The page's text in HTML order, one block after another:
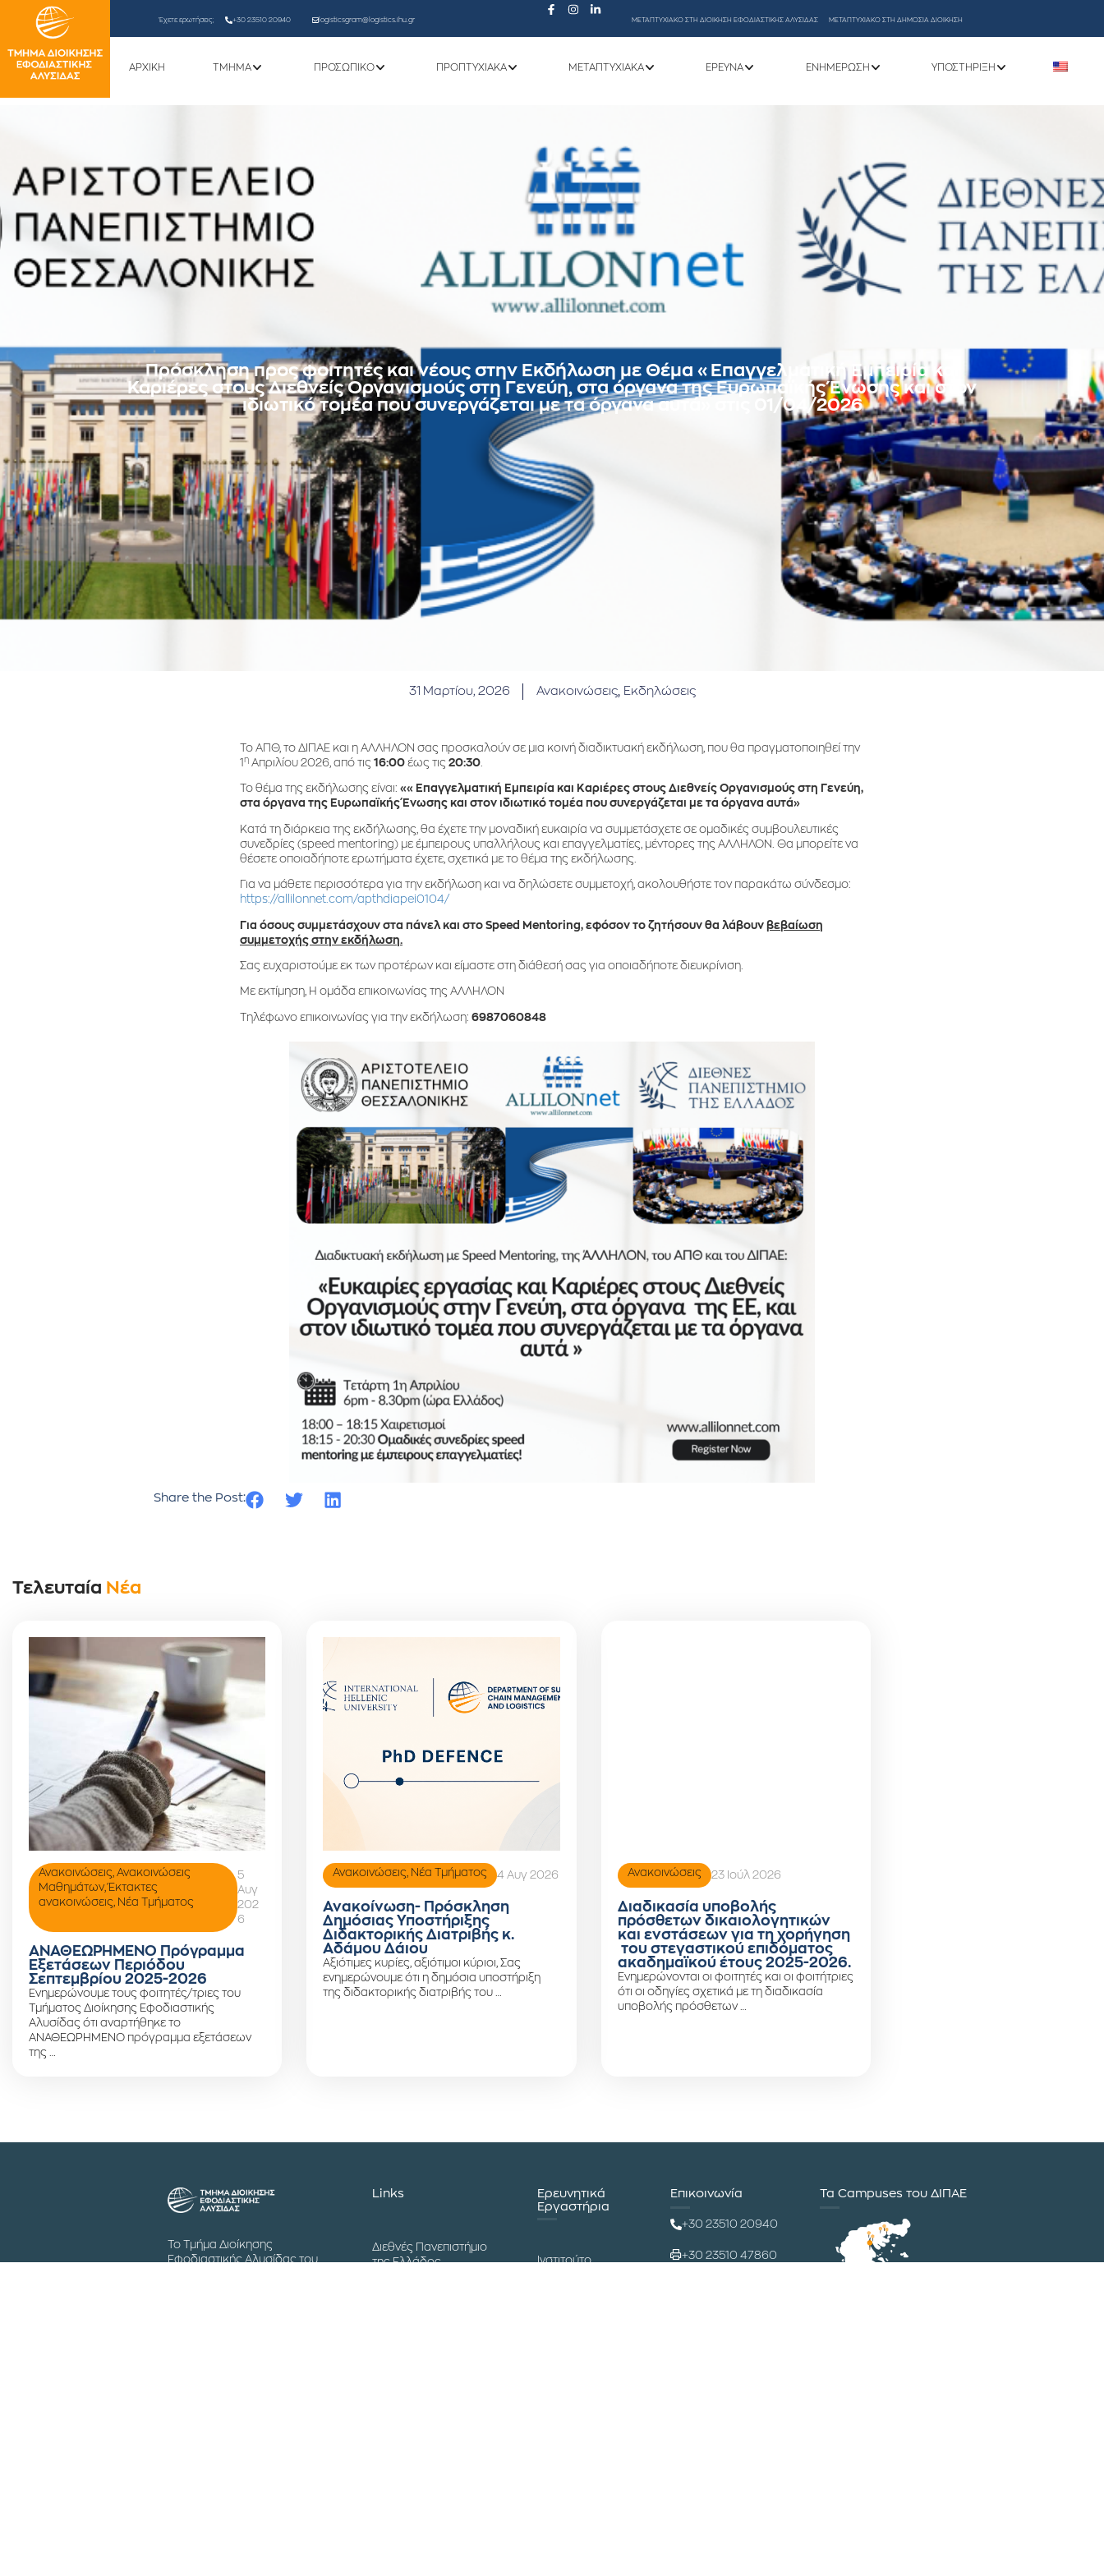
Έχετε ερωτήσεις; +30 23510 20940 logisticsgram@logistics.ihu.gr ΜΕΤΑΠΤΥΧΙΑΚΟ ΣΤΗ ΔΙΟΙΚΗΣΗ ΕΦΟΔΙΑΣΤΙΚΗΣ ΑΛΥΣΙΔΑΣ ΜΕΤΑΠΤΥΧΙΑΚΟ ΣΤΗ ΔΗΜΟΣΙΑ ΔΙΟΙΚΗΣΗ
ΑΡΧΙΚΗ ΤΜΗΜΑ ΠΡΟΣΩΠΙΚΌ ΠΡΟΠΤΥΧΙΑΚΆ ΜΕΤΑΠΤΥΧΙΑΚΆ ΕΡΕΥΝΑ ΕΝΗΜΈΡΩΣΗ ΥΠΟΣΤΉΡΙΞΗ
Πρόσκληση προς φοιτητές και νέους στην Εκδήλωση με Θέμα «Επαγγελματική Εμπειρία και
Καριέρες στους Διεθνείς Οργανισμούς στη Γενεύη, στα όργανα της Ευρωπαϊκής Ένωσης και στον
ιδιωτικό τομέα που συνεργάζεται με τα όργανα αυτά» στις 01/04/2026
31 Μαρτίου, 2026 Ανακοινώσεις, Εκδηλώσεις
Το ΑΠΘ, το ΔΙΠΑΕ και η ΆΛΛΗΛΟΝ σας προσκαλούν σε μια κοινή διαδικτυακή εκδήλωση, που θα πραγματοποιηθεί την
1 η Απριλίου 2026, από τις 16:00 έως τις 20:30
Το θέμα της εκδήλωσης είναι: ««Επαγγελματική Εμπειρία και Καριέρες στους Διεθνείς Οργανισμούς στη Γενεύη,
στα όργανα της Ευρωπαϊκής Ένωσης και στον ιδιωτικό τομέα που συνεργάζεται με τα όργανα αυτά»
Κατά τη διάρκεια της εκδήλωσης, θα έχετε την μοναδική ευκαιρία να συμμετάσχετε σε ομαδικές συμβουλευτικές
συνεδρίες (speed mentoring) με έμπειρους υπαλλήλους και επαγγελματίες, μέντορες της ΑΛΛΗΛΟΝ. Θα μπορείτε να
θέσετε οποιαδήποτε ερωτήματα έχετε, σχετικά με το θέμα της εκδήλωσης.
Για να μάθετε περισσότερα για την εκδήλωση και να δηλώσετε συμμετοχή, ακολουθήστε τον παρακάτω σύνδεσμο:
https://allilonnet.com/apthdiapei0104/
Για όσους συμμετάσχουν στα πάνελ και στο Speed Mentoring, εφόσον το ζητήσουν θα λάβουν βεβαίωση
συμμετοχής στην εκδήλωση.
Σας ευχαριστούμε εκ των προτέρων και είμαστε στη διάθεσή σας για οποιαδήποτε διευκρίνιση.
Με εκτίμηση, Η ομάδα επικοινωνίας της ΆΛΛΗΛΟΝ
Τηλέφωνο επικοινωνίας για την εκδήλωση: 6987060848
Share the Post:
Τελευταία Νέα
Ανακοινώσεις Ανακοινώσεις
Μαθημάτων,Έκτακτες
ανακοινώσεις
Νέα Τμήματος
5
Αυγ
202
6
ΑΝΑΘΕΩΡΗΜΕΝΟ Πρόγραμμα
Εξετάσεων Περιόδου
Σεπτεμβρίου 2025-2026
Ενημερώνουμε τους φοιτητές/τριες του
Τμήματος Διοίκησης Εφοδιαστικής
Αλυσίδας ότι αναρτήθηκε το
ΑΝΑΘΕΩΡΗΜΕΝΟ πρόγραμμα εξετάσεων
της …
Ανακοινώσεις Νέα Τμήματος 4 Αυγ 2026
Ανακοίνωση- Πρόσκληση
Δημόσιας Υποστήριξης
Διδακτορικής Διατριβής κ.
Αδάμου Δάιου
Αξιότιμες κυρίες, αξιότιμοι κύριοι, Σας
ενημερώνουμε ότι η δημόσια υποστήριξη
της διδακτορικής διατριβής του …
Ανακοινώσεις 23 Ιούλ 2026
Διαδικασία υποβολής
πρόσθετων δικαιολογητικών
και ενστάσεων για τη χορήγηση
του στεγαστικού επιδόματος
ακαδημαϊκού έτους 2025-2026.
Ενημερώνονται οι φοιτητές και οι φοιτήτριες
ότι οι οδηγίες σχετικά με τη διαδικασία
υποβολής πρόσθετων …
Το Τμήμα Διοίκησης
Εφοδιαστικής Αλυσίδας του
Links
Διεθνές Πανεπιστήμιο
της Ελλάδος
Ερευνητικά
Εργαστήρια
Ινστιτούτο
Επικοινωνία
+30 23510 20940
+30 23510 47860
Τα Campuses του ΔΙΠΑΕ